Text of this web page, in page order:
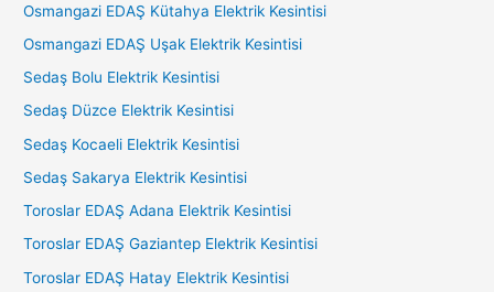
Osmangazi EDAŞ Kütahya Elektrik Kesintisi
Osmangazi EDAŞ Uşak Elektrik Kesintisi
Sedaş Bolu Elektrik Kesintisi
Sedaş Düzce Elektrik Kesintisi
Sedaş Kocaeli Elektrik Kesintisi
Sedaş Sakarya Elektrik Kesintisi
Toroslar EDAŞ Adana Elektrik Kesintisi
Toroslar EDAŞ Gaziantep Elektrik Kesintisi
Toroslar EDAŞ Hatay Elektrik Kesintisi